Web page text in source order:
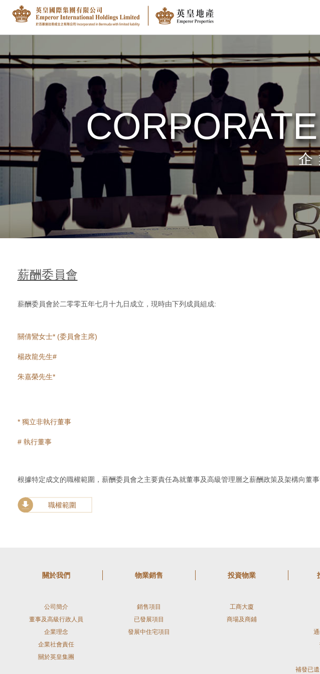
薪酬委員會
薪酬委員會於二零零五年七月十九日成立，現時由下列成員組成:
關倩鸞女士* (委員會主席)
楊政龍先生#
朱嘉榮先生*
* 獨立非執行董事
# 執行董事
根據特定成文的職權範圍，薪酬委員會之主要責任為就董事及高級管理層之薪酬政策及架構向董
職權範圍
關於我們
公司簡介
董事及高級行政人員
企業理念
企業社會責任
關於英皇集團
物業銷售
銷售項目
已發展項目
發展中住宅項目
投資物業
工商大廈
商場及商鋪
補發已